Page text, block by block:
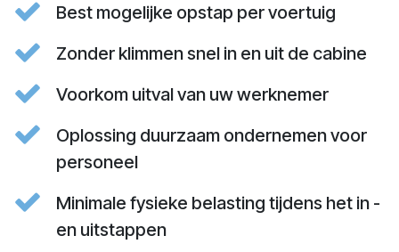
Best mogelijke opstap per voertuig
Zonder klimmen snel in en uit de cabine
Voorkom uitval van uw werknemer
Oplossing duurzaam ondernemen voor
personeel
Minimale fysieke belasting tijdens het in -
en uitstappen